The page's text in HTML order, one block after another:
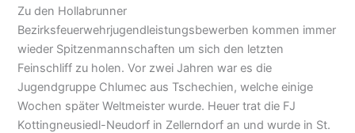
Zu den Hollabrunner
Bezirksfeuerwehrjugendleistungsbewerben kommen immer
wieder Spitzenmannschaften um sich den letzten
Feinschliff zu holen. Vor zwei Jahren war es die
Jugendgruppe Chlumec aus Tschechien, welche einige
Wochen später Weltmeister wurde. Heuer trat die FJ
Kottingneusiedl-Neudorf in Zellerndorf an und wurde in St.